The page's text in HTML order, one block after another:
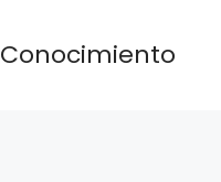
Conocimiento